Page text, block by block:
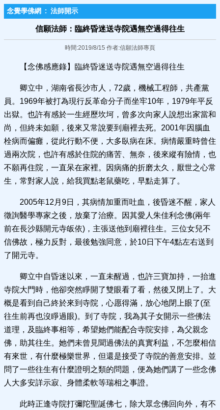
念覺學佛網 : 法師開示
信願法師：臨終昏迷送寺院遇無空過得往生
時間:2019/8/15 作者:信願法師專頁
【念佛感應錄】臨終昏迷送寺院遇無空過得往生
卿立中，湖南省長沙市人，72歲，機械工程師，共產黨
員。1969年被打為現行反革命分子而坐牢10年，1979年平反
出獄。也許有感於一生經歷坎坷，曾多次向家人說想出家當和
尚，但終未如願，後來又常說要到廟裡去死。2001年因腦血
栓病而偏癱，從此行動不便，大多臥病在床。病情嚴重時曾住
過兩次院，也許有感於住院的痛苦、無奈，後來縱有險情，也
不願再住院，一直呆在家裡。因病痛的折磨太久，厭世之心常
生，常對家人說，給我買點老鼠藥吃，早點走算了。
2005年12月9日，其病情加重而吐血，後昏迷不醒，家人
徵詢醫學專家之後，放棄了治療。因其愛人朱佳利念佛(兩年
前在長沙縣開元寺皈依)，主張送他到廟裡往生。三位女兒不
信佛故，極力反對，最後勉強同意，於10日下午4點左右送到
了開元寺。
卿立中自昏迷以來，一直未醒過，也許三寶加持，一抬進
寺院大門時，他卻突然睜開了雙眼看了看，然後又閉上了。大
概是看到自己終於來到寺院，心愿得滿，放心地閉上眼了(至
往生前再也沒睜過眼)。到了寺院，我為其子女開示一些佛法
道理，及臨終事相等，希望她們能配合寺院安排，為父親念
佛，助其往生。她們未曾見聞過佛法的真實利益，不怎麼相信
有來世，有什麼極樂世界，但還是接受了寺院的善意安排。並
問了一些往生有什麼證明之類的問題，便為她們講了一些念佛
人大多安詳示寂、身體柔軟等瑞相之事證。
此時正逢寺院打彌陀聖誕佛七，除大眾念佛回向外，有不